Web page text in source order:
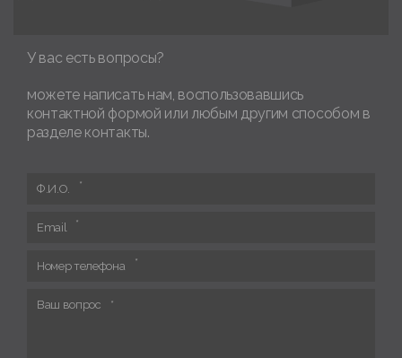
У вас есть вопросы?
можете написать нам, воспользовавшись
контактной формой или любым другим способом в
разделе контакты.
Ф.И.О.
Email
Номер телефона
Ваш вопрос